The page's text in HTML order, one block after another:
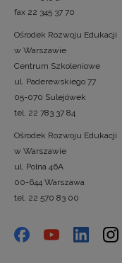
fax 22 345 37 70
Ośrodek Rozwoju Edukacji
w Warszawie
Centrum Szkoleniowe
ul. Paderewskiego 77
05-070 Sulejówek
tel. 22 783 37 84
Ośrodek Rozwoju Edukacji
w Warszawie
ul. Polna 46A
00-644 Warszawa
tel. 22 570 83 00